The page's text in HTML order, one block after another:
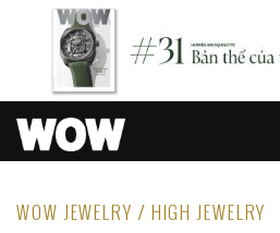
WOW JEWELRY / HIGH JEWELRY